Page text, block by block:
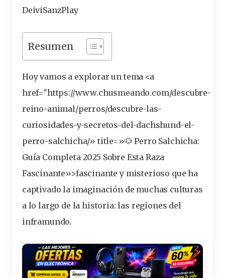
DeiviSanzPlay
Resumen
Hoy vamos a explorar un tema <a
href="https://www.chusmeando.com/descubre-
reino-animal/perros/descubre-las-
curiosidades-y-secretos-del-dachshund-el-
perro-salchicha/» title=»🐶 Perro Salchicha:
Guía Completa 2025 Sobre Esta Raza
Fascinante»>fascinante y misterioso que ha
captivado la imaginaciónde muchas culturas
a lo largo de la historia: las regiones del
inframundo.